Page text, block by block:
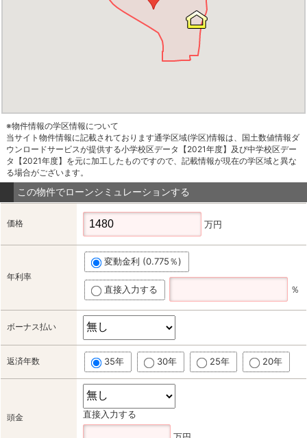
※物件情報の学区情報について
当サイト物件情報に記載されております通学区域(学区)情報は、国土数値情報ダ
ウンロードサービスが提供する小学校区データ【2021年度】及び中学校区デー
タ【2021年度】を元に加工したものですので、記載情報が現在の学区域と異な
る場合がございます。
この物件でローンシミュレーションする
価格 万円
年利率
変動金利 (0.775％)
直接入力する ％
ボーナス払い
返済年数 35年 30年 25年 20年
頭金 直接入力する